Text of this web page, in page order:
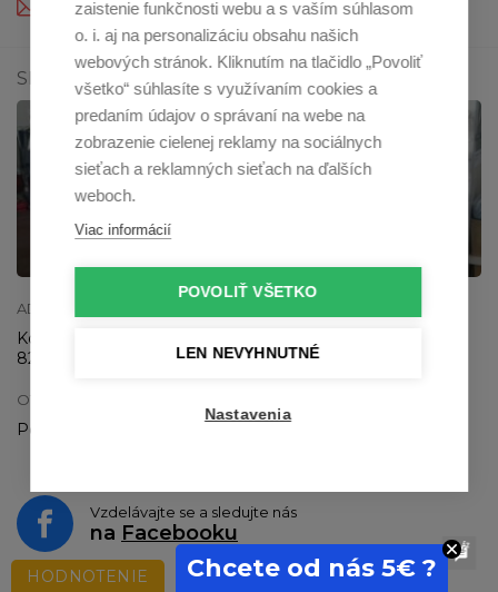
zaistenie funkčnosti webu a s vaším súhlasom
o. i. aj na personalizáciu obsahu našich
webových stránok. Kliknutím na tlačidlo „Povoliť
všetko“ súhlasíte s využívaním cookies a
predaním údajov o správaní na webe na
zobrazenie cielenej reklamy na sociálnych
sieťach a reklamných sieťach na ďalších
weboch.
Viac informácií
POVOLIŤ VŠETKO
LEN NEVYHNUTNÉ
Nastavenia
profikuchar@profikuchar.sk
SHOWROOM V BRATISLAVE
ADRESA SHOWROOMU
Kostlivého 19
821 03 Bratislava
OTVÁRACIA DOBA
Po - Pia: 9:00-12:00 a 13:00 - 16:30
Vzdelávajte se a sledujte nás
na Facebooku
HODNOTENIE Chcete od nás 5€ ?